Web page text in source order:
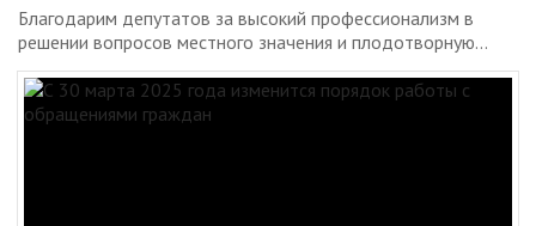
Благодарим депутатов за высокий профессионализм в
решении вопросов местного значения и плодотворную...